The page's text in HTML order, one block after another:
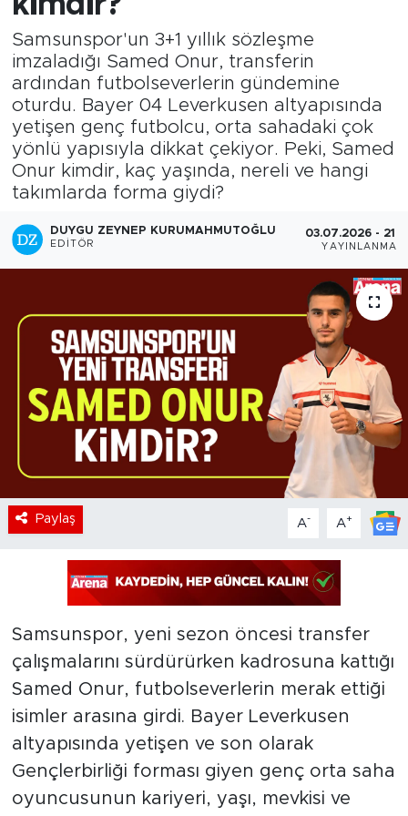
Samsunspor'un 3+1 yıllık sözleşme
imzaladığı Samed Onur, transferin
ardından futbolseverlerin gündemine
oturdu. Bayer 04 Leverkusen altyapısında
yetişen genç futbolcu, orta sahadaki çok
yönlü yapısıyla dikkat çekiyor. Peki, Samed
Onur kimdir, kaç yaşında, nereli ve hangi
takımlarda forma giydi?
DUYGU ZEYNEP KURUMAHMUTOĞLU
EDITÖR
03.07.2026 -
YAYINLANMA
Paylaş A- A+
Samsunspor, yeni sezon öncesi transfer
çalışmalarını sürdürürken kadrosuna kattığı
Samed Onur, futbolseverlerin merak ettiği
isimler arasına girdi. Bayer Leverkusen
altyapısında yetişen ve son olarak
Gençlerbirliği forması giyen genç orta saha
oyuncusunun kariyeri, yaşı, mevkisi ve